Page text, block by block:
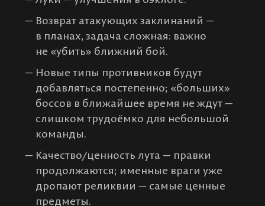
Возврат атакующих заклинаний —
в планах, задача сложная: важно
не «убить» ближний бой.
Новые типы противников будут
добавляться постепенно; «больших»
боссов в ближайшее время не ждут —
слишком трудоёмко для небольшой
команды.
Качество/ценность лута — правки
продолжаются; именные враги уже
дропают реликвии — самые ценные
предметы.